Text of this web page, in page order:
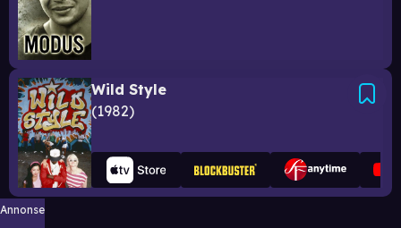
Wild Style
1982
Annonse